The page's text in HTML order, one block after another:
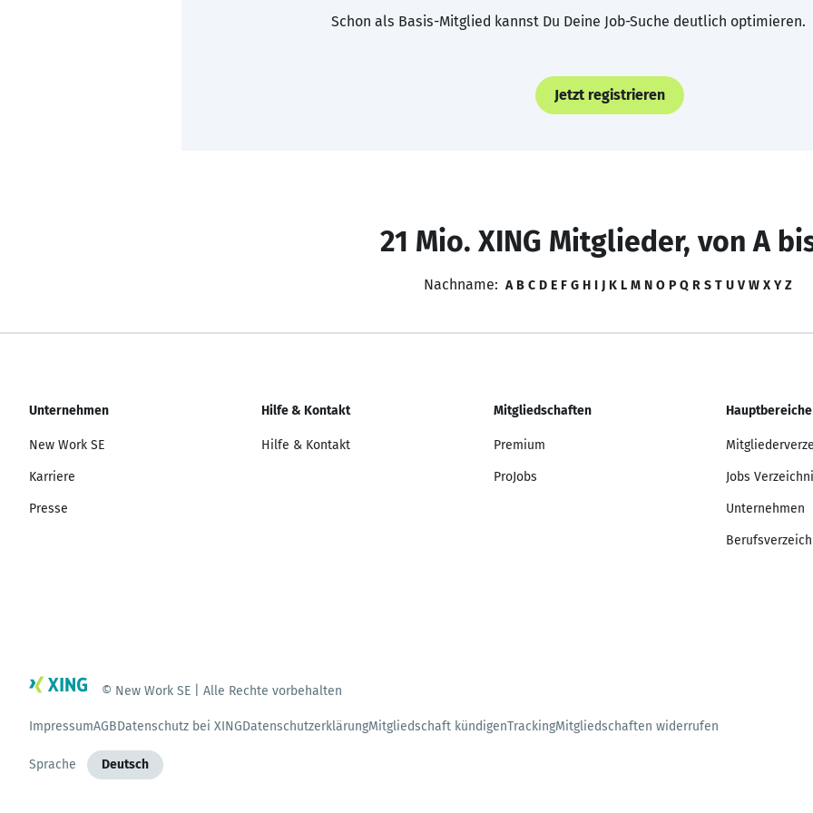
Schon als Basis-Mitglied kannst Du Deine Job-Suche deutlich optimieren.
Jetzt registrieren
21 Mio. XING Mitglieder, von A
Nachname: A B C D E F G H I J K L M N O P Q R S T U V W X Y Z
Unternehmen
New Work SE
Karriere
Presse
Hilfe & Kontakt
Hilfe & Kontakt
Mitgliedschaften
Premium
ProJobs
Hauptbereiche
Jobs
Unternehmen
© New Work SE | Alle Rechte vorbehalten
ImpressumAGBDatenschutz bei XINGDatenschutzerklärungMitgliedschaft kündigenTrackingMitgliedschaften widerrufen
Sprache Deutsch